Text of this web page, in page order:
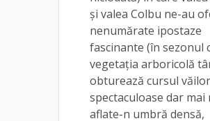
și valea Colbu ne-au
nenumărate ipostaze
fascinante (în sezonul
vegetația arboricolă
obturează cursul văilor
spectaculoase dar mai
aflate-n umbră densă,